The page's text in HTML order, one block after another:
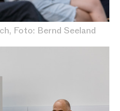
Foto: Bernd Seeland